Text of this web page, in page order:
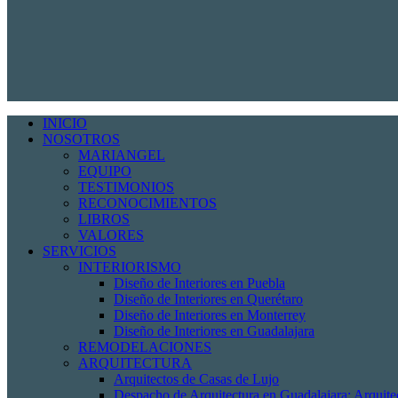
INICIO
NOSOTROS
MARIANGEL
EQUIPO
TESTIMONIOS
RECONOCIMIENTOS
LIBROS
VALORES
SERVICIOS
INTERIORISMO
Diseño de Interiores en Puebla
Diseño de Interiores en Querétaro
Diseño de Interiores en Monterrey
Diseño de Interiores en Guadalajara
REMODELACIONES
ARQUITECTURA
Arquitectos de Casas de Lujo
Despacho de Arquitectura en Guadalajara: